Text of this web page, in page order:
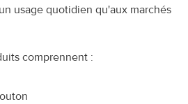
usage quotidien qu'aux marchés
comprennent :